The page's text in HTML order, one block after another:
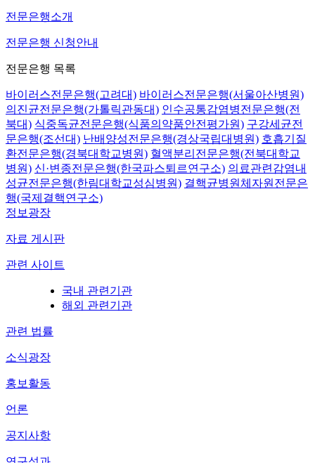
전문은행소개
전문은행 신청안내
전문은행 목록
바이러스전문은행(고려대) 바이러스전문은행(서울아산병원)
의진균전문은행(가톨릭관동대) 인수공통감염병전문은행(전
북대) 식중독균전문은행(식품의약품안전평가원) 구강세균전
문은행(조선대) 난배양성전문은행(경상국립대병원) 호흡기질
환전문은행(경북대학교병원) 혈액분리전문은행(전북대학교
병원) 신·변종전문은행(한국파스퇴르연구소) 의료관련감염내
성균전문은행(한림대학교성심병원) 결핵균병원체자원전문은
행(국제결핵연구소)
정보광장
자료 게시판
관련 사이트
국내 관련기관
해외 관련기관
관련 법률
소식광장
홍보활동
언론
공지사항